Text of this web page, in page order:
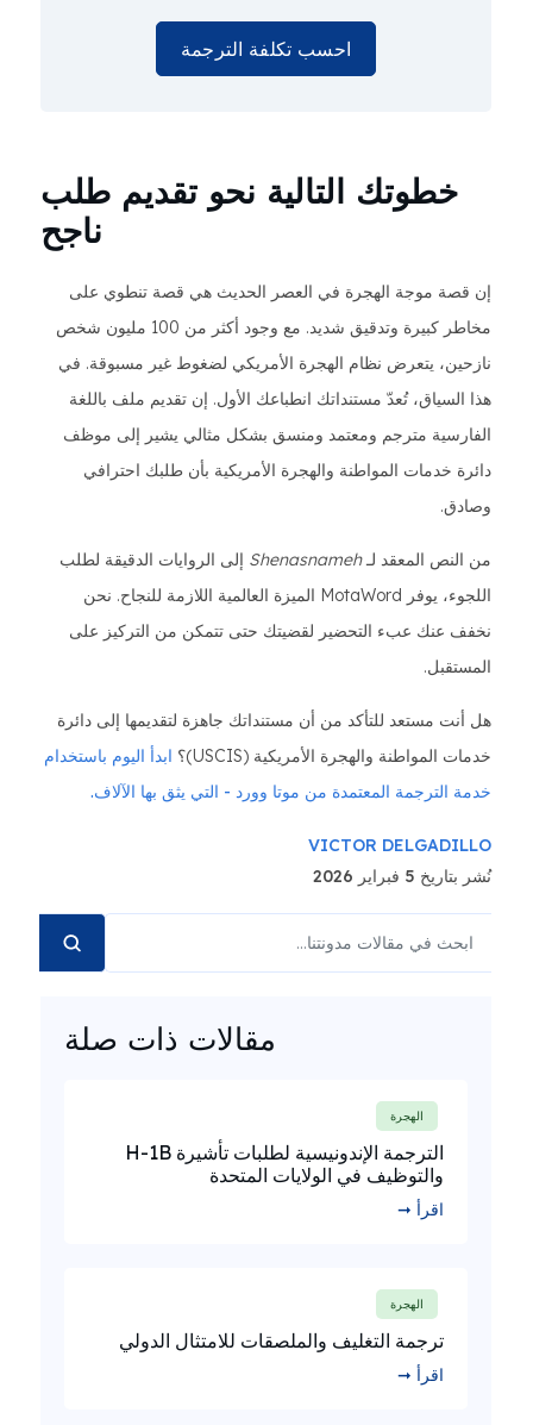
احسب تكلفة الترجمة
خطوتك التالية نحو تقديم طلب
ناجح
إن قصة موجة الهجرة في العصر الحديث هي قصة تنطوي على
مخاطر كبيرة وتدقيق شديد. مع وجود أكثر من 100 مليون شخص
نازحين، يتعرض نظام الهجرة الأمريكي لضغوط غير مسبوقة. في
هذا السياق، تُعدّ مستنداتك انطباعك الأول. إن تقديم ملف باللغة
الفارسية مترجم ومعتمد ومنسق بشكل مثالي يشير إلى موظف
دائرة خدمات المواطنة والهجرة الأمريكية بأن طلبك احترافي
وصادق.
من النص المعقد لـShenasnameh إلى الروايات الدقيقة لطلب
اللجوء، يوفر MotaWord الميزة العالمية اللازمة للنجاح. نحن
نخفف عنك عبء التحضير لقضيتك حتى تتمكن من التركيز على
المستقبل.
هل أنت مستعد للتأكد من أن مستنداتك جاهزة لتقديمها إلى دائرة
خدمات المواطنة والهجرة الأمريكية (USCIS)؟
ابدأ اليوم باستخدام
خدمة الترجمة المعتمدة من موتا وورد - التي يثق بها الآلاف.
VICTOR DELGADILLO
نُشر بتاريخ 5 فبراير 2026
مقالات ذات صلة
الهجرة
الترجمة الإندونيسية لطلبات تأشيرة H-1B
والتوظيف في الولايات المتحدة
اقرأ ➞
الهجرة
ترجمة التغليف والملصقات للامتثال الدولي
اقرأ ➞